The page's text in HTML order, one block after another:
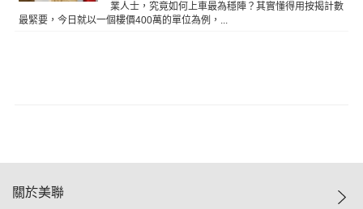
業人士，究竟如何上車最為穩陣？其實懂得用按揭計數
最緊要，今日就以一個樓價400萬的單位為例，...
關於美聯